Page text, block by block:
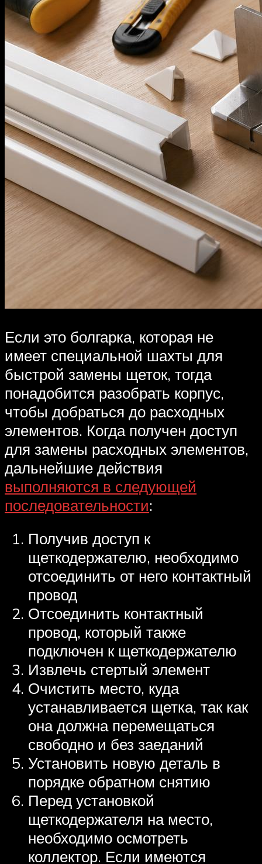
Если это болгарка, которая не
имеет специальной шахты для
быстрой замены щеток, тогда
понадобится разобрать корпус,
чтобы добраться до расходных
элементов. Когда получен доступ
для замены расходных элементов,
дальнейшие действия
выполняются в следующей
последовательности:
Получив доступ к
щеткодержателю, необходимо
отсоединить от него контактный
провод
Отсоединить контактный
провод, который также
подключен к щеткодержателю
Извлечь стертый элемент
Очистить место, куда
устанавливается щетка, так как
она должна перемещаться
свободно и без заеданий
Установить новую деталь в
порядке обратном снятию
Перед установкой
щеткодержателя на место,
необходимо осмотреть
коллектор. Если имеются